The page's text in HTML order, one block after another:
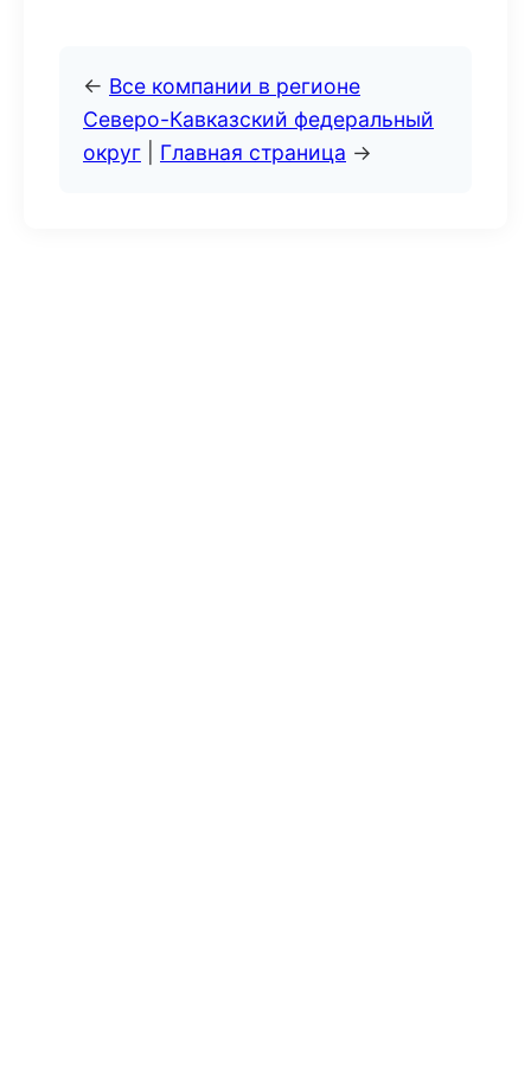
← Все компании в регионе
Северо-Кавказский федеральный
округ
Главная страница →